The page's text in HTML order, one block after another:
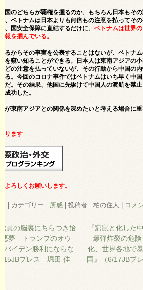
国のどちらが覇権を握るのか、もちろん日本もその
、ベトナムは日本よりも何倍もの注意を払ってそ
、国安全保障に直結するだけに、ベトナムは世界
報を掴んでいる。
るからその事実を公表することはないが、ベトナ
を窺い知ることができる。日本人は東南アジアの
どの注意を払っていないが、その行動から中国の
る。今回のコロナ事件ではベトナムはいち早く中
だ。その結果、他国に先駆けて中国人の渡航を禁
成功した。
が東南アジアとの関係を深めたいと考える場合に
ります
よろしくお願いします。
カテゴリー : 所感 投稿者 : 柏の住人 コメ
員の脳裏にちらつき始
悪夢 トランプのオウ
バイデン勝利にならな
15JBプレス 堀田 佳
『窮鼠と化した
爆弾炸裂の危
化、世界各地で
国』（6/17JBプ